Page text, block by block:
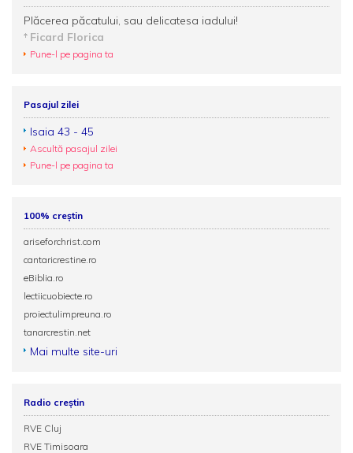
Plăcerea păcatului, sau delicatesa iadului!
Ficard Florica
Pune-l pe pagina ta
Pasajul zilei
Isaia 43 - 45
Ascultă pasajul zilei
Pune-l pe pagina ta
100% creștin
ariseforchrist.com
cantaricrestine.ro
eBiblia.ro
lectiicuobiecte.ro
proiectulimpreuna.ro
tanarcrestin.net
Mai multe site-uri
Radio creștin
RVE Cluj
RVE Timisoara